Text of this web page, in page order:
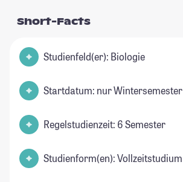
Short-Facts
Studienfeld(er): Biologie
Startdatum: nur Wintersemester
Regelstudienzeit: 6 Semester
Studienform(en): Vollzeitstudium